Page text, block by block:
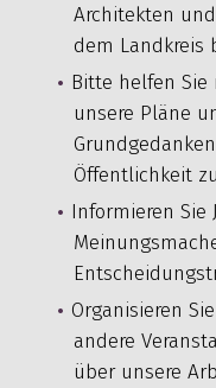
Architekten
dem Landkreis
Bitte helfen
unsere Pläne
Öffentlichkeit
Informieren Sie
Organisieren
andere
über unsere